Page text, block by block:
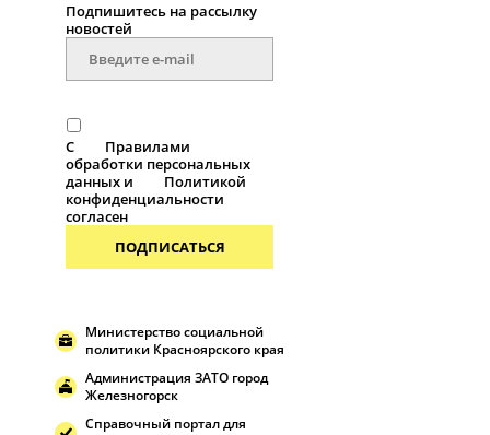
Подпишитесь на рассылку
новостей
С
Правилами
обработки персональных
данных и
Политикой
конфиденциальности
согласен
ПОДПИСАТЬСЯ
Министерство социальной
политики Красноярского края
Администрация ЗАТО город
Железногорск
Справочный портал для